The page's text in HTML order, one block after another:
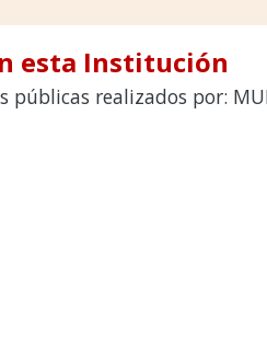
esta Institución
realizados por: